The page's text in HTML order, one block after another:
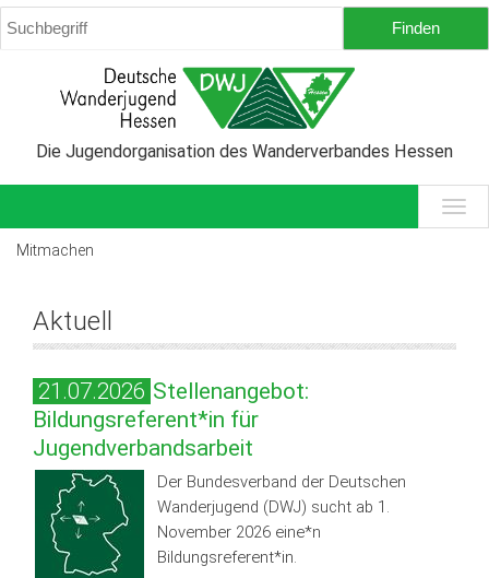
Die Jugendorganisation des Wanderverbandes Hessen
Mitmachen
Aktuell
21.07.2026 Stellenangebot:
Bildungsreferent*in für
Jugendverbandsarbeit
Der Bundesverband der Deutschen
Wanderjugend (DWJ) sucht ab 1.
November 2026 eine*n
Bildungsreferent*in.